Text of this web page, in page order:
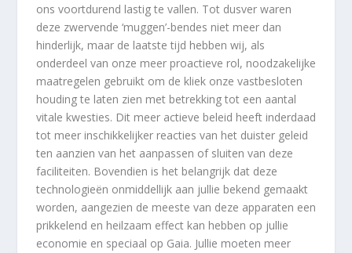
ons voortdurend lastig te vallen. Tot dusver waren
deze zwervende ‘muggen’-bendes niet meer dan
hinderlijk, maar de laatste tijd hebben wij, als
onderdeel van onze meer proactieve rol, noodzakelijke
maatregelen gebruikt om de kliek onze vastbesloten
houding te laten zien met betrekking tot een aantal
vitale kwesties. Dit meer actieve beleid heeft inderdaad
tot meer inschikkelijker reacties van het duister geleid
ten aanzien van het aanpassen of sluiten van deze
faciliteiten. Bovendien is het belangrijk dat deze
technologieën onmiddellijk aan jullie bekend gemaakt
worden, aangezien de meeste van deze apparaten een
prikkelend en heilzaam effect kan hebben op jullie
economie en speciaal op Gaia. Jullie moeten meer